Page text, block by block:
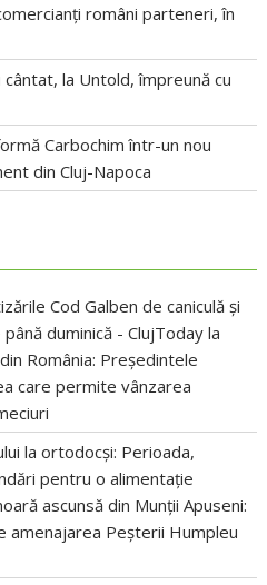
români parteneri, în
la Untold, împreună cu
Carbochim într-un nou
din Cluj-Napoca
Cod Galben de caniculă și
duminică - ClujToday la
România: Președintele
care permite vânzarea
la ortodocși: Perioada,
pentru o alimentație
ascunsă din Munții Apuseni:
amenajarea Peșterii Humpleu